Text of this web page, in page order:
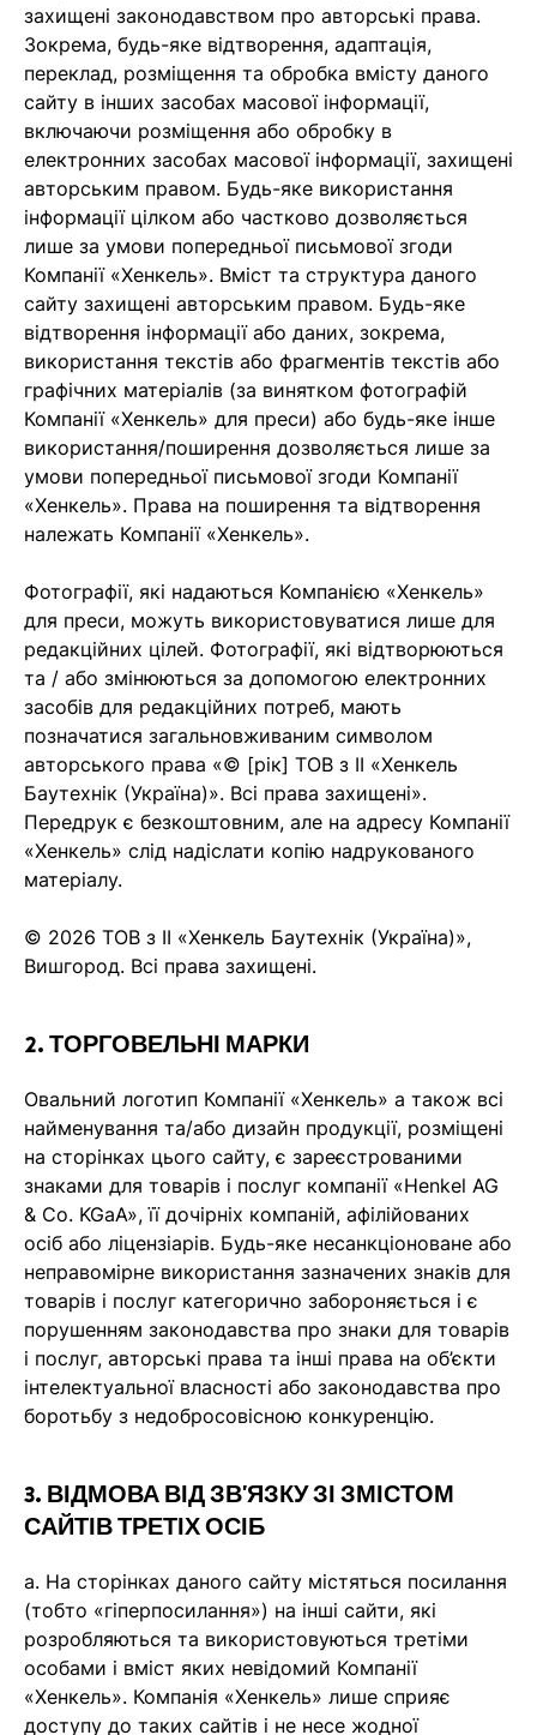
захищені законодавством про авторські права.
Зокрема, будь-яке відтворення, адаптація,
переклад, розміщення та обробка вмісту даного
сайту в інших засобах масової інформації,
включаючи розміщення або обробку в
електронних засобах масової інформації, захищені
авторським правом. Будь-яке використання
інформації цілком або частково дозволяється
лише за умови попередньої письмової згоди
Компанії «Хенкель». Вміст та структура даного
сайту захищені авторським правом. Будь-яке
відтворення інформації або даних, зокрема,
використання текстів або фрагментів текстів або
графічних матеріалів (за винятком фотографій
Компанії «Хенкель» для преси) або будь-яке інше
використання/поширення дозволяється лише за
умови попередньої письмової згоди Компанії
«Хенкель». Права на поширення та відтворення
належать Компанії «Хенкель».
Фотографії, які надаються Компанією «Хенкель»
для преси, можуть використовуватися лише для
редакційних цілей. Фотографії, які відтворюються
та / або змінюються за допомогою електронних
засобів для редакційних потреб, мають
позначатися загальновживаним символом
авторського права «© [рік] ТОВ з ІІ «Хенкель
Баутехнік (Україна)». Всі права захищені».
Передрук є безкоштовним, але на адресу Компанії
«Хенкель» слід надіслати копію надрукованого
матеріалу.
© 2026 ТОВ з ІІ «Хенкель Баутехнік (Україна)»,
Вишгород. Всі права захищені.
2. ТОРГОВЕЛЬНІ МАРКИ
Овальний логотип Компанії «Хенкель» а також всі
найменування та/або дизайн продукції, розміщені
на сторінках цього сайту, є зареєстрованими
знаками для товарів і послуг компанії «Henkel AG
& Co. KGaA», її дочірніх компаній, афілійованих
осіб або ліцензіарів. Будь-яке несанкціоноване або
неправомірне використання зазначених знаків для
товарів і послуг категорично забороняється і є
порушенням законодавства про знаки для товарів
і послуг, авторські права та інші права на об’єкти
інтелектуальної власності або законодавства про
боротьбу з недобросовісною конкуренцію.
3. ВІДМОВА ВІД ЗВ'ЯЗКУ ЗІ ЗМІСТОМ
САЙТІВ ТРЕТІХ ОСІБ
а. На сторінках даного сайту містяться посилання
(тобто «гіперпосилання») на інші сайти, які
розробляються та використовуються третіми
особами і вміст яких невідомий Компанії
«Хенкель». Компанія «Хенкель» лише сприяє
доступу до таких сайтів і не несе жодної